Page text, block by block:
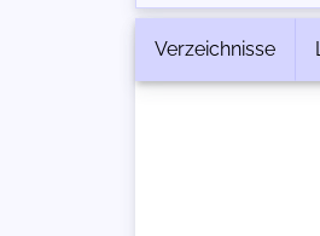
Verzeichnisse